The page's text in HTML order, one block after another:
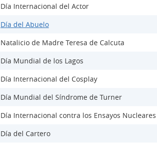
Día Internacional del Actor
Día del Abuelo
Natalicio de Madre Teresa de Calcuta
Día Mundial de los Lagos
Día Internacional del Cosplay
Día Mundial del Síndrome de Turner
Día Internacional contra los Ensayos Nucleares
Día del Cartero